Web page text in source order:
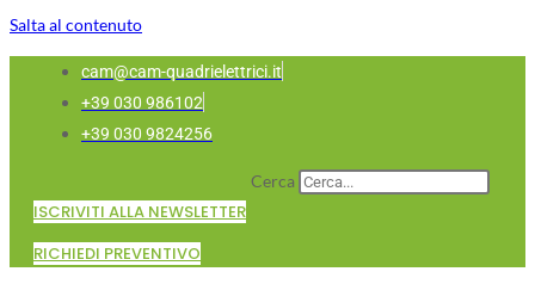
Salta al contenuto
cam@cam-quadrielettrici.it
+39 030 986102
+39 030 9824256
Cerca
ISCRIVITI ALLA NEWSLETTER
RICHIEDI PREVENTIVO